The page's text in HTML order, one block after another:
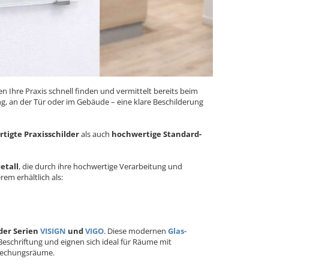
Ihre Praxis schnell finden und vermittelt bereits beim
an der Tür oder im Gebäude – eine klare Beschilderung
Praxisschilderals auch hochwertige Standard-
, die durch ihre hochwertige Verarbeitung und
erhältlich als:
Serien VISIGN undVIGO. Diese modernen Glas-
und eignen sich ideal für Räume mit